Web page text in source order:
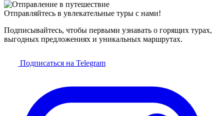
Отправляйтесь в увлекательные туры с нами!
Подписывайтесь, чтобы первыми узнавать о горящих турах,
выгодных предложениях и уникальных маршрутах.
Подписаться на Telegram